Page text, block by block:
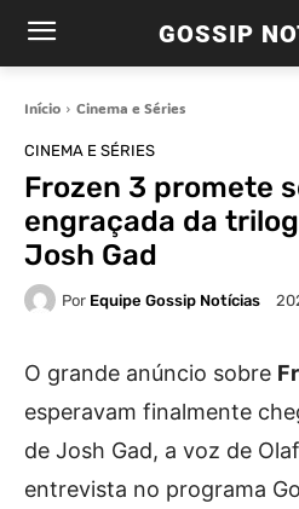
GOSSIP
Início Cinema e Séries
CINEMA E SÉRIES
Frozen 3 promete
engraçada da
Josh Gad
Por Equipe Gossip Notícias
O grande anúncio sobre
esperavam finalmente
de Josh Gad, a voz de
entrevista no programa